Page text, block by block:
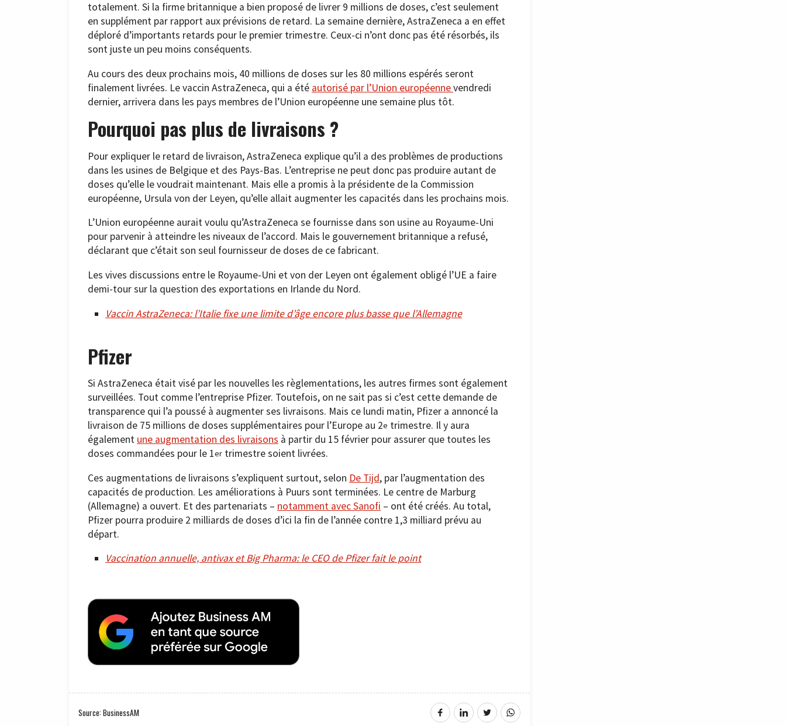
totalement. Si la firme britannique a bien proposé de livrer 9 millions de doses, c’est seulement
en supplément par rapport aux prévisions de retard. La semaine dernière, AstraZeneca a en effet
déploré d’importants retards pour le premier trimestre. Ceux-ci n’ont donc pas été résorbés, ils
sont juste un peu moins conséquents.
Au cours des deux prochains mois, 40 millions de doses sur les 80 millions espérés seront
finalement livrées. Le vaccin AstraZeneca, qui a été autorisé par l’Union européennevendredi
dernier, arrivera dans les pays membres de l’Union européenne une semaine plus tôt.
Pourquoi pas plus de livraisons ?
Pour expliquer le retard de livraison, AstraZeneca explique qu’il a des problèmes de productions
dans les usines de Belgique et des Pays-Bas. L’entreprise ne peut donc pas produire autant de
doses qu’elle le voudrait maintenant. Mais elle a promis à la présidente de la Commission
européenne, Ursula von der Leyen, qu’elle allait augmenter les capacités dans les prochains mois.
L’Union européenne aurait voulu qu’AstraZeneca se fournisse dans son usine au Royaume-Uni
pour parvenir à atteindre les niveaux de l’accord. Mais le gouvernement britannique a refusé,
déclarant que c’était son seul fournisseur de doses de ce fabricant.
Les vives discussions entre le Royaume-Uni et von der Leyen ont également obligé l’UE a faire
demi-tour sur la question des exportations en Irlande du Nord.
Vaccin AstraZeneca: l’Italie fixe une limite d’âge encore plus basse que l’Allemagne
Pfizer
Si AstraZeneca était visé par les nouvelles les règlementations, les autres firmes sont également
surveillées. Tout comme l’entreprise Pfizer. Toutefois, on ne sait pas si c’est cette demande de
transparence qui l’a poussé à augmenter ses livraisons. Mais ce lundi matin, Pfizer a annoncé la
livraison de 75 millions de doses supplémentaires pour l’Europe au 2e trimestre. Il y aura
également une augmentation des livraisons à partir du 15 février pour assurer que toutes les
doses commandées pour le 1er trimestre soient livrées.
Ces augmentations de livraisons s’expliquent surtout, selon De Tijd, par l’augmentation des
capacités de production. Les améliorations à Puurs sont terminées. Le centre de Marburg
(Allemagne) a ouvert. Et des partenariats – notamment avec Sanofi – ont été créés. Au total,
Pfizer pourra produire 2 milliards de doses d’ici la fin de l’année contre 1,3 milliard prévu au
départ.
Vaccination annuelle, antivax et Big Pharma: le CEO de Pfizer fait le point
Source: BusinessAM